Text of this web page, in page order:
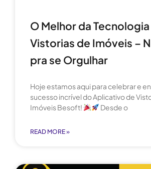
O Melhor da
Vistorias de Imóveis –
pra se Orgulhar
Hoje estamos aqui para celebrar e
sucesso incrível do Aplicativo de
Imóveis Besoft!
Desde o
READ MORE »